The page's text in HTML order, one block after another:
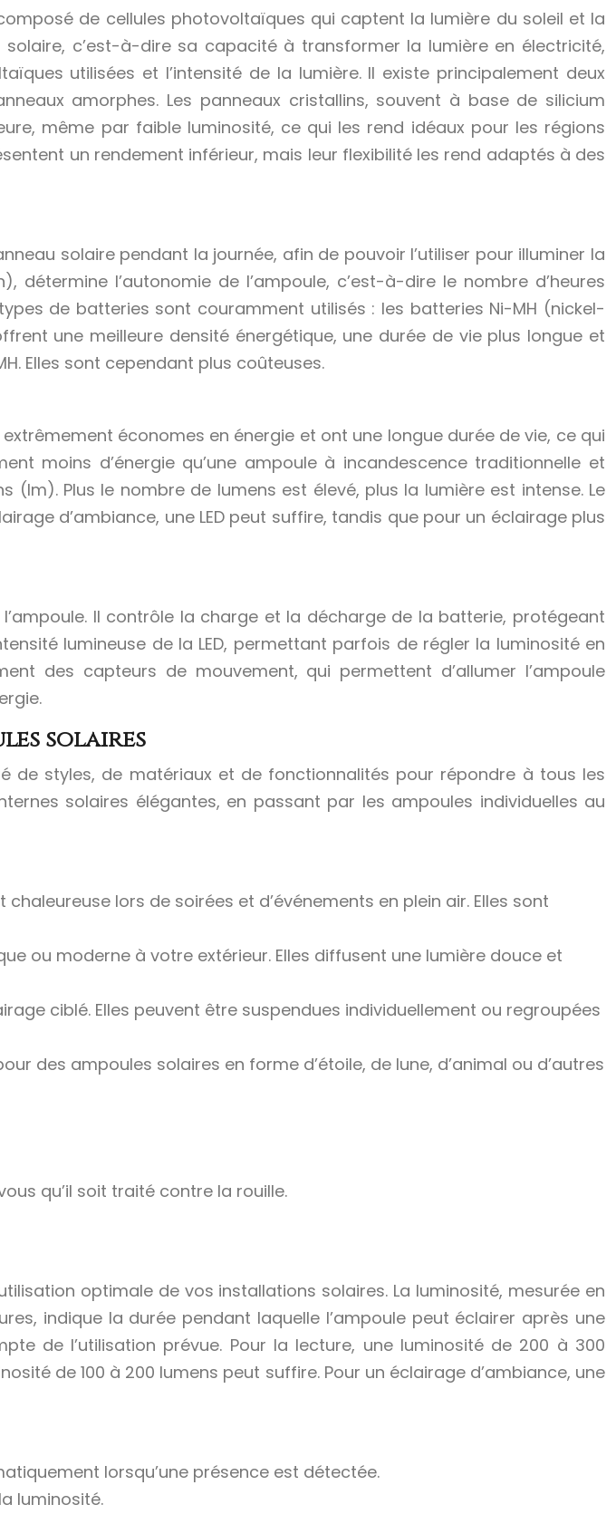
de cellules photovoltaïques qui captent la lumière du soleil et la
c’est-à-dire sa capacité à transformer la lumière en électricité,
utilisées et l’intensité de la lumière. Il existe principalement deux
amorphes. Les panneaux cristallins, souvent à base de silicium
même par faible luminosité, ce qui les rend idéaux pour les régions
un rendement inférieur, mais leur flexibilité les rend adaptés à des
solaire pendant la journée, afin de pouvoir l’utiliser pour illuminer la
l’autonomie de l’ampoule, c’est-à-dire le nombre d’heures
de batteries sont couramment utilisés : les batteries Ni-MH (nickel-
une meilleure densité énergétique, une durée de vie plus longue et
Elles sont cependant plus coûteuses.
économes en énergie et ont une longue durée de vie, ce qui
moins d’énergie qu’une ampoule à incandescence traditionnelle et
(lm). Plus le nombre de lumens est élevé, plus la lumière est intense. Le
d’ambiance, une LED peut suffire, tandis que pour un éclairage plus
Il contrôle la charge et la décharge de la batterie, protégeant
lumineuse de la LED, permettant parfois de régler la luminosité en
des capteurs de mouvement, qui permettent d’allumer l’ampoule
solaires
de styles, de matériaux et de fonctionnalités pour répondre à tous les
solaires élégantes, en passant par les ampoules individuelles au
lors de soirées et d’événements en plein air. Elles sont
ou moderne à votre extérieur. Elles diffusent une lumière douce et
ciblé. Elles peuvent être suspendues individuellement ou regroupées
des ampoules solaires en forme d’étoile, de lune, d’animal ou d’autres
qu’il soit traité contre la rouille.
optimale de vos installations solaires. La luminosité, mesurée en
indique la durée pendant laquelle l’ampoule peut éclairer après une
de l’utilisation prévue. Pour la lecture, une luminosité de 200 à 300
de 100 à 200 lumens peut suffire. Pour un éclairage d’ambiance, une
lorsqu’une présence est détectée.
luminosité.